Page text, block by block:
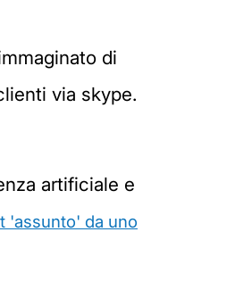
di
via skype.
artificiale e
'assunto' da uno